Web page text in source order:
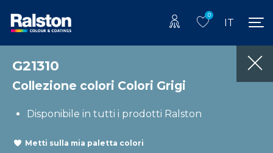
0
IT
G21310
Collezione colori Colori Grigi
Disponibile in tutti i prodotti Ralston
Metti sulla mia paletta colori